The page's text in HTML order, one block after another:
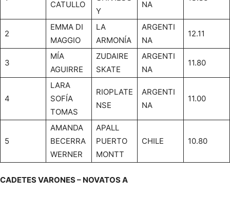
CATULLO
Y
NA
2
EMMA DI
MAGGIO
LA
ARMONÍA
ARGENTI
NA
12.11
3
MÍA
AGUIRRE
ZUDAIRE
SKATE
ARGENTI
NA
11.80
4
LARA
SOFÍA
TOMAS
RIOPLATE
NSE
ARGENTI
NA
11.00
5
AMANDA
BECERRA
WERNER
APALL
PUERTO
MONTT
CHILE 10.80
CADETES VARONES – NOVATOS A